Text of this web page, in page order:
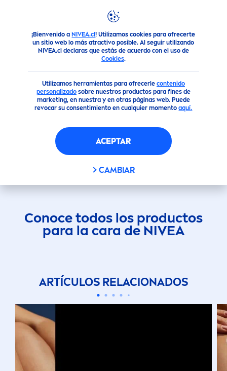
¡Bienvenido a NIVEA.cl! Utilizamos cookies para ofrecerte
un sitio web lo más atractivo posible. Al seguir utilizando
NIVEA.cl declaras que estás de acuerdo con el uso de
Cookies.
Utilizamos herramientas para ofrecerle contenido
personalizadosobre nuestros productos para fines de
marketing, en nuestra y en otras páginas web. Puede
revocar su consentimiento en cualquier momentoaquí.
ACEPTAR
CAMBIAR
Productos Facial
PRODUCTOS PARA LA
CARA
Conoce todos los productos
para la cara de NIVEA
ARTÍCULOS RELACIONADOS